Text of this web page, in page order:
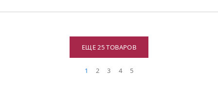
ЕЩЕ 25 ТОВАРОВ
1 2 3 4 5